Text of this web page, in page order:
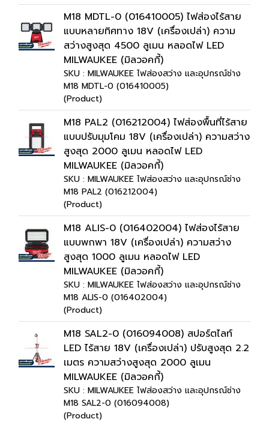
M18 MDTL-0 (016410005) ไฟส่องไร้สาย
แบบหลายทิศทาง 18V (เครื่องเปล่า) ความ
สว่างสูงสุด 4500 ลูเมน หลอดไฟ LED
MILWAUKEE (มิลวอคกี้)
SKU : MILWAUKEE ไฟส่องสว่าง และอุปกรณ์ช่าง
M18 MDTL-0 (016410005)
(Product)
M18 PAL2 (016212004) ไฟส่องพื้นที่ไร้สาย
แบบปรับมุมโคม 18V (เครื่องเปล่า) ความสว่าง
สูงสุด 2000 ลูเมน หลอดไฟ LED
MILWAUKEE (มิลวอคกี้)
SKU : MILWAUKEE ไฟส่องสว่าง และอุปกรณ์ช่าง
M18 PAL2 (016212004)
(Product)
M18 ALIS-0 (016402004) ไฟส่องไร้สาย
แบบพกพา 18V (เครื่องเปล่า) ความสว่าง
สูงสุด 1000 ลูเมน หลอดไฟ LED
MILWAUKEE (มิลวอคกี้)
SKU : MILWAUKEE ไฟส่องสว่าง และอุปกรณ์ช่าง
M18 ALIS-0 (016402004)
(Product)
M18 SAL2-0 (016094008) สปอร์ตไลท์
LED ไร้สาย 18V (เครื่องเปล่า) ปรับสูงสุด 2.2
เมตร ความสว่างสูงสุด 2000 ลูเมน
MILWAUKEE (มิลวอคกี้)
SKU : MILWAUKEE ไฟส่องสว่าง และอุปกรณ์ช่าง
M18 SAL2-0 (016094008)
(Product)